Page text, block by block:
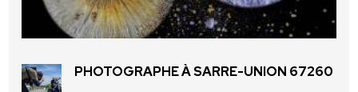
PHOTOGRAPHE À SARRE-UNION 67260